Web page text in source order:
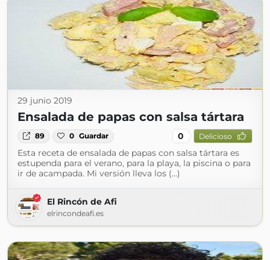
29 junio 2019
Ensalada de papas con salsa tártara
89 0 Guardar 0 Delicioso
Esta receta de ensalada de papas con salsa tártara es
estupenda para el verano, para la playa, la piscina o para
ir de acampada. Mi versión lleva los (...)
El Rincón de Afi
elrincondeafi.es